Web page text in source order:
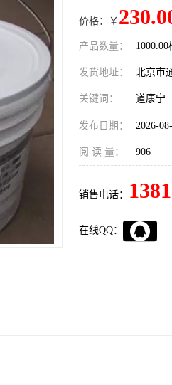
价格：￥
产品数量： 1000.00
发货地址： 北京市
关键词： 道康宁
发布日期： 2026-
阅 读 量： 906
销售电话：
在线QQ：